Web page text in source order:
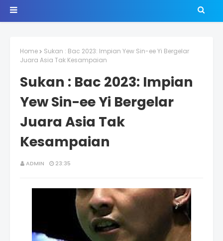
Home
Sukan : Bac 2023: Impian Yew Sin-ee Yi Bergelar
Juara Asia Tak Kesampaian
Sukan : Bac 2023: Impian
Yew Sin-ee Yi Bergelar
Juara Asia Tak
Kesampaian
ADMIN 23:35